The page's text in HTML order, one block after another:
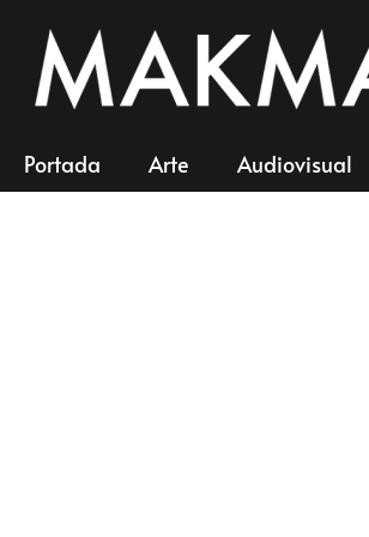
Portada Arte Audiovisual